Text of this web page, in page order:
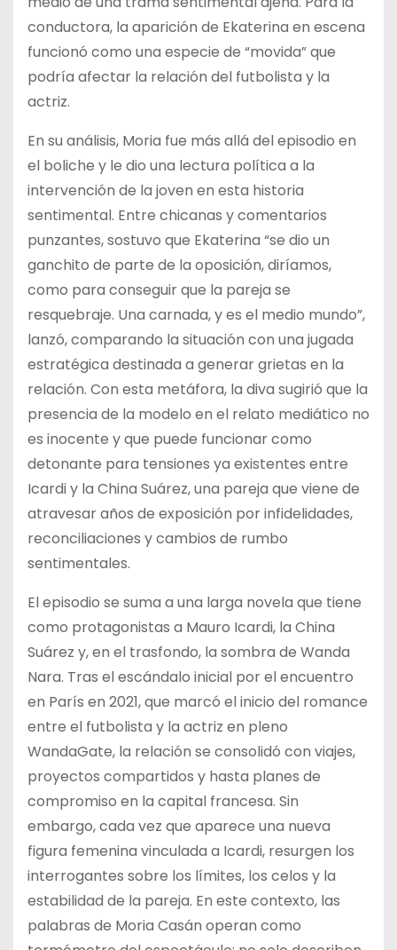
conductora, la aparición de Ekaterina en escena
funcionó como una especie de “movida” que
podría afectar la relación del futbolista y la
actriz.
En su análisis, Moria fue más allá del episodio en
el boliche y le dio una lectura política a la
intervención de la joven en esta historia
sentimental. Entre chicanas y comentarios
punzantes, sostuvo que Ekaterina “se dio un
ganchito de parte de la oposición, diríamos,
como para conseguir que la pareja se
resquebraje. Una carnada, y es el medio mundo”,
lanzó, comparando la situación con una jugada
estratégica destinada a generar grietas en la
relación. Con esta metáfora, la diva sugirió que la
presencia de la modelo en el relato mediático no
es inocente y que puede funcionar como
detonante para tensiones ya existentes entre
Icardi y la China Suárez, una pareja que viene de
atravesar años de exposición por infidelidades,
reconciliaciones y cambios de rumbo
sentimentales.
El episodio se suma a una larga novela que tiene
como protagonistas a Mauro Icardi, la China
Suárez y, en el trasfondo, la sombra de Wanda
Nara. Tras el escándalo inicial por el encuentro
en París en 2021, que marcó el inicio del romance
entre el futbolista y la actriz en pleno
WandaGate, la relación se consolidó con viajes,
proyectos compartidos y hasta planes de
compromiso en la capital francesa. Sin
embargo, cada vez que aparece una nueva
figura femenina vinculada a Icardi, resurgen los
interrogantes sobre los límites, los celos y la
estabilidad de la pareja. En este contexto, las
palabras de Moria Casán operan como